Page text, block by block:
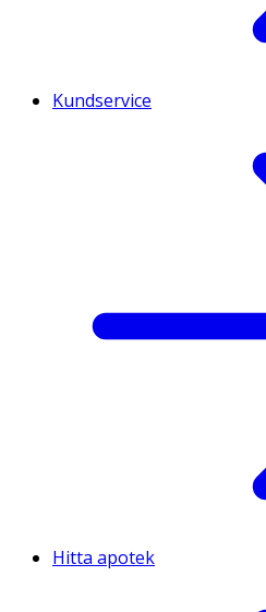
Kundservice
Hitta apotek